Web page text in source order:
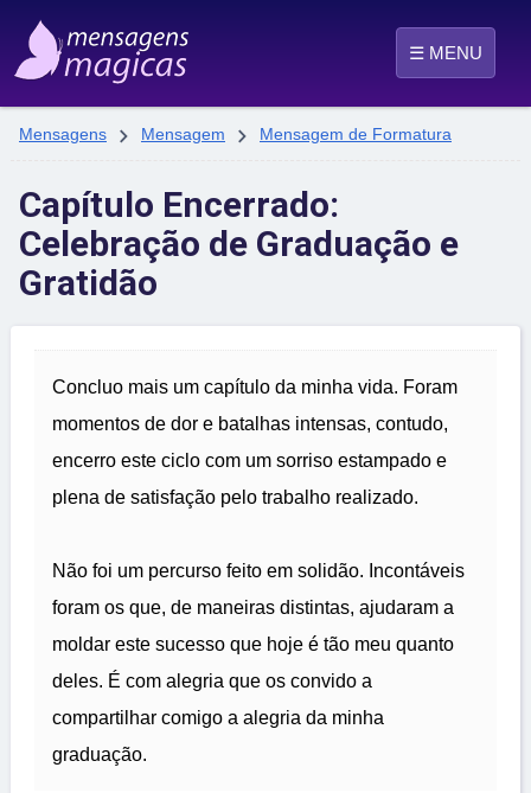
☰ MENU
Mensagens  Mensagem  Mensagem de Formatura
Capítulo Encerrado:
Celebração de Graduação e
Gratidão
Concluo mais um capítulo da minha vida. Foram
momentos de dor e batalhas intensas, contudo,
encerro este ciclo com um sorriso estampado e
plena de satisfação pelo trabalho realizado.
Não foi um percurso feito em solidão. Incontáveis
foram os que, de maneiras distintas, ajudaram a
moldar este sucesso que hoje é tão meu quanto
deles. É com alegria que os convido a
compartilhar comigo a alegria da minha
graduação.